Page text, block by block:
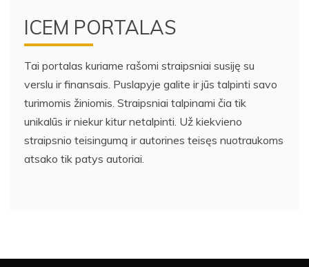
ICEM PORTALAS
Tai portalas kuriame rašomi straipsniai susiję su
verslu ir finansais. Puslapyje galite ir jūs talpinti savo
turimomis žiniomis. Straipsniai talpinami čia tik
unikalūs ir niekur kitur netalpinti. Už kiekvieno
straipsnio teisingumą ir autorines teisęs nuotraukoms
atsako tik patys autoriai.